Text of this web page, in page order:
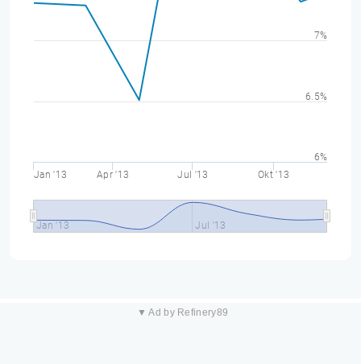
Jan '13 Apr '13 Jul '13 Okt '13
Jan '13 Jul '13
6%
6.5%
7%
▼ Ad by Refinery89